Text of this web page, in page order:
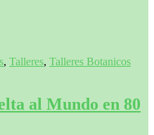
, Talleres, Talleres Botanicos
al Mundo en 80